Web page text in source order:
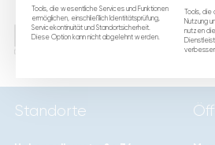
Standorte
Tools, die wesentliche Services und Funktionen
ermöglichen, einschließlich Identitätsprüfung,
Servicekontinuität und Standortsicherheit.
Diese Option kann nicht abgelehnt werden.
Tools,
Nutzung
nutzen